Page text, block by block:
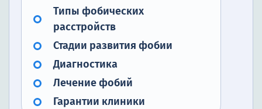
Типы фобических
расстройств
Стадии развития фобии
Диагностика
Лечение фобий
Гарантии клиники